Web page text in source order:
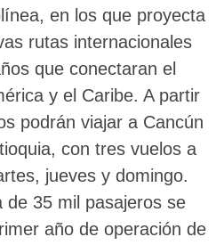
en los que proyecta
rutas internacionales
que conectaran el
y el Caribe. A partir
podrán viajar a Cancún
con tres vuelos a
jueves y domingo.
de 35 mil pasajeros se
año de operación de